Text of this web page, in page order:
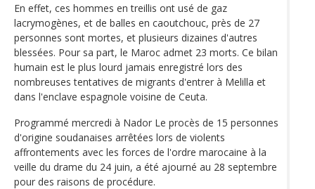
En effet, ces hommes en treillis ont usé de gaz
lacrymogènes, et de balles en caoutchouc, près de 27
personnes sont mortes, et plusieurs dizaines d'autres
blessées. Pour sa part, le Maroc admet 23 morts. Ce bilan
humain est le plus lourd jamais enregistré lors des
nombreuses tentatives de migrants d'entrer à Melilla et
dans l'enclave espagnole voisine de Ceuta.
Programmé mercredi à Nador Le procès de 15 personnes
d'origine soudanaises arrêtées lors de violents
affrontements avec les forces de l'ordre marocaine à la
veille du drame du 24 juin, a été ajourné au 28 septembre
pour des raisons de procédure.